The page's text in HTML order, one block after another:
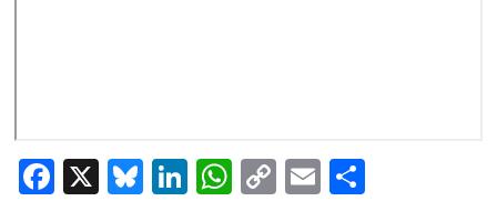
Fa X Bl Li W C E C